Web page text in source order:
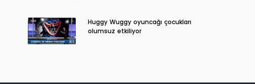
Huggy Wuggy oyuncağı çocukları
olumsuz etkiliyor